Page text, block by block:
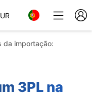
da importação:
3PL na